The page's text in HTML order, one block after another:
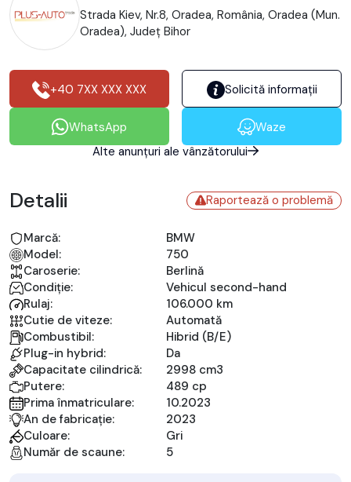
Strada Kiev, Nr.8, Oradea, România, Oradea (Mun.
Oradea), Județ Bihor
+40 7XX XXX XXX Solicită informații
WhatsApp
Waze
Alte anunțuri ale vânzătorului
Detalii Raportează o problemă
Marcă:
BMW
Model:
750
Caroserie:
Berlină
Condiție:
Vehicul second-hand
Rulaj:
106.000 km
Cutie de viteze:
Automată
Combustibil:
Hibrid (B/E)
Plug-in hybrid:
Da
Capacitate cilindrică:
2998 cm3
Putere:
489 cp
Prima înmatriculare:
10.2023
An de fabricație:
2023
Culoare:
Gri
Număr de scaune:
5